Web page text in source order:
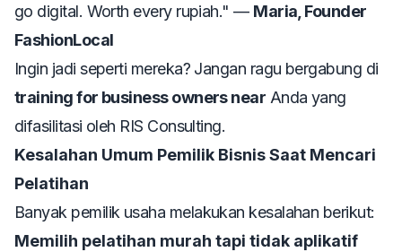
go digital. Worth every rupiah." — Maria, Founder
FashionLocal
Ingin jadi seperti mereka? Jangan ragu bergabung di
training for business owners near Anda yang
difasilitasi oleh RIS Consulting.
Kesalahan Umum Pemilik Bisnis Saat Mencari
Pelatihan
Banyak pemilik usaha melakukan kesalahan berikut:
Memilih pelatihan murah tapi tidak aplikatif